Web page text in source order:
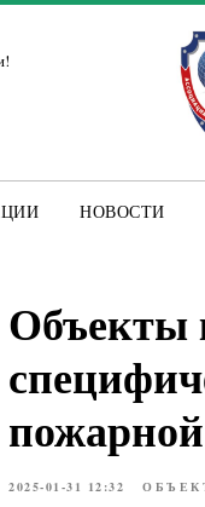
НОВОСТИ
Объекты
2025-01-31 12:32